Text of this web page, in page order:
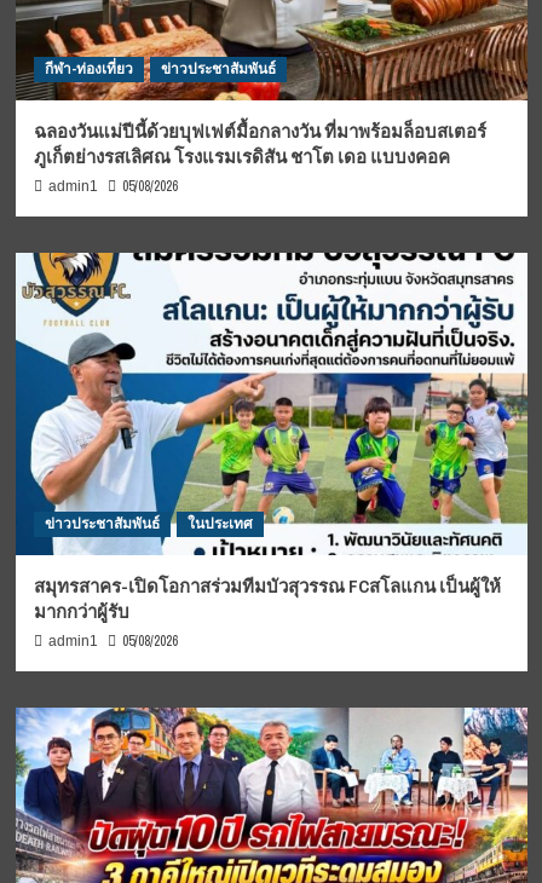
กีฬา-ท่องเที่ยว ข่าวประชาสัมพันธ์
ฉลองวันแม่ปีนี้ด้วยบุฟเฟต์มื้อกลางวัน ที่มาพร้อมล็อบสเตอร์
ภูเก็ตย่างรสเลิศณ โรงแรมเรดิสัน ชาโต เดอ แบบงคอค
admin1 05/08/2026
ข่าวประชาสัมพันธ์ ในประเทศ
สมุทรสาคร-เปิดโอกาสร่วมทีมบัวสุวรรณ FCสโลแกน เป็นผู้ให้
มากกว่าผู้รับ
admin1 05/08/2026